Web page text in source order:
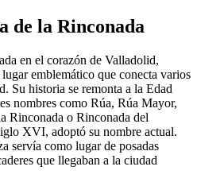
de la Rinconada
en el corazón de Valladolid,
emblemático que conecta varios
Su historia se remonta a la Edad
nombres como Rúa, Rúa Mayor,
Rinconada o Rinconada del
XVI, adoptó su nombre actual.
servía como lugar de posadas
que llegaban a la ciudad